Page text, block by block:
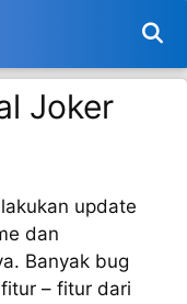
Joker
update
dan
Banyak bug
– fitur dari